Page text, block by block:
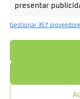
presentar
Gestionar 357